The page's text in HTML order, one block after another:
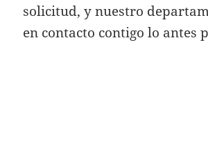
solicitud, y nuestro
en contacto contigo lo antes